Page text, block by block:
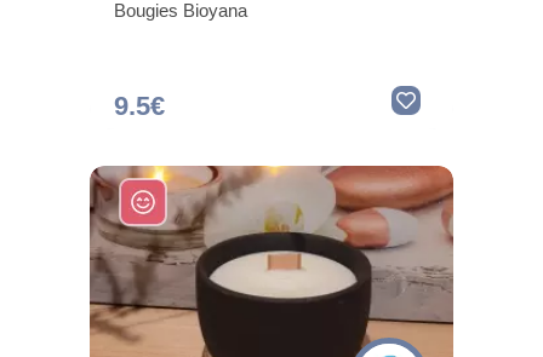
Bougies Bioyana
9.5€